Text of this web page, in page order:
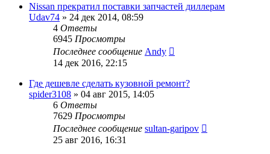
Nissan прекратил поставки запчастей диллерам
Udav74 » 24 дек 2014, 08:59
4 Ответы
6945 Просмотры
Последнее сообщение Andy
14 дек 2016, 22:15
Где дешевле сделать кузовной ремонт?
spider3108 » 04 авг 2015, 14:05
6 Ответы
7629 Просмотры
Последнее сообщение sultan-garipov
25 авг 2016, 16:31